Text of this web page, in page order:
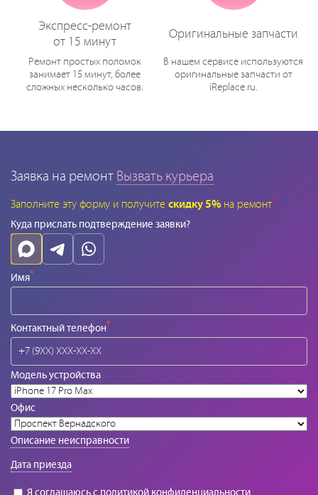
Экспресс-ремонт
от 15 минут
Ремонт простых поломок
занимает 15 минут, более
сложных несколько часов.
Оригинальные запчасти
В нашем сервисе используются
оригинальные запчасти от
iReplace.ru.
Заявка на ремонт Вызвать курьера
Заполните эту форму и получите скидку 5% на ремонт*
Куда прислать подтверждение заявки?
Имя*
Контактный телефон*
Модель устройства
Офис
Описание неисправности
Дата приезда